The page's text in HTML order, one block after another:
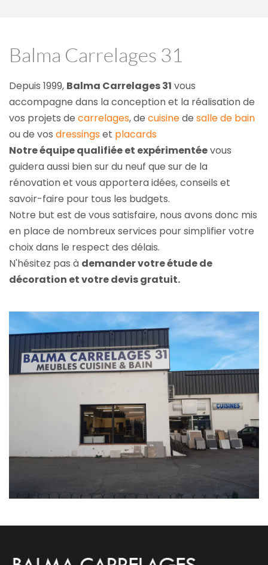
Balma Carrelages 31
Depuis 1999, Balma Carrelages 31 vous
accompagne dans la conception et la réalisation de
vos projets de carrelages, de cuisine de salle de bain
ou de vos dressings et placards
Notre équipe qualifiée et expérimentée vous
guidera aussi bien sur du neuf que sur de la
rénovation et vous apportera idées, conseils et
savoir-faire pour tous les budgets.
Notre but est de vous satisfaire, nous avons donc mis
en place de nombreux services pour simplifier votre
choix dans le respect des délais.
N'hésitez pas à demander votre étude de
décoration et votre devis gratuit.